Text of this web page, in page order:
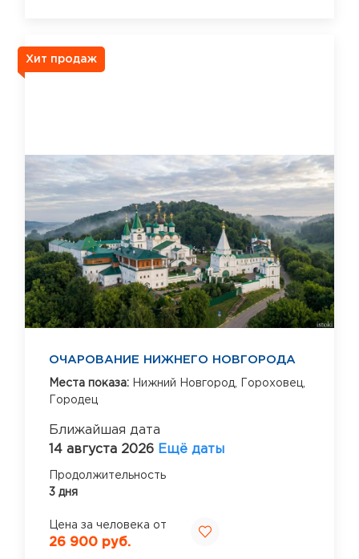
Хит продаж
ОЧАРОВАНИЕ НИЖНЕГО НОВГОРОДА
Места показа: Нижний Новгород,
Гороховец,
Городец
Ближайшая дата
14 августа 2026 Ещё даты
Продолжительность
3 дня
Цена за человека от
26 900 руб.